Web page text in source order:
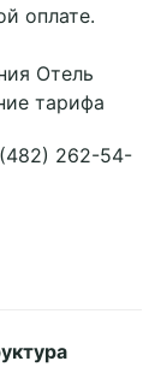
оплате.
Отель
тарифа
262-54-